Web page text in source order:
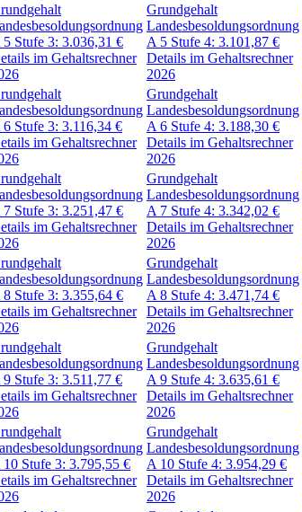
5 Stufe 3: 3.036,31 €
im Gehaltsrechner
Grundgehalt
Landesbesoldungsordnung
A 5 Stufe 4: 3.101,87 €
Details im Gehaltsrechner
2026
6 Stufe 3: 3.116,34 €
im Gehaltsrechner
Grundgehalt
Landesbesoldungsordnung
A 6 Stufe 4: 3.188,30 €
Details im Gehaltsrechner
2026
7 Stufe 3: 3.251,47 €
im Gehaltsrechner
Grundgehalt
Landesbesoldungsordnung
A 7 Stufe 4: 3.342,02 €
Details im Gehaltsrechner
2026
8 Stufe 3: 3.355,64 €
im Gehaltsrechner
Grundgehalt
Landesbesoldungsordnung
A 8 Stufe 4: 3.471,74 €
Details im Gehaltsrechner
2026
9 Stufe 3: 3.511,77 €
im Gehaltsrechner
Grundgehalt
Landesbesoldungsordnung
A 9 Stufe 4: 3.635,61 €
Details im Gehaltsrechner
2026
10 Stufe 3: 3.795,55 €
im Gehaltsrechner
Grundgehalt
Landesbesoldungsordnung
A 10 Stufe 4: 3.954,29 €
Details im Gehaltsrechner
2026